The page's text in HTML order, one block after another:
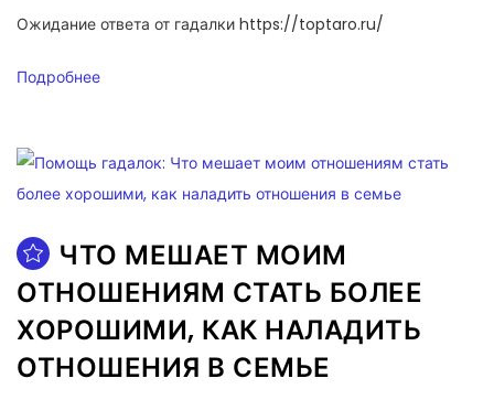
Ожидание ответа от гадалки https://toptaro.ru/
Подробнее
ЧТО МЕШАЕТ МОИМ
ОТНОШЕНИЯМ СТАТЬ БОЛЕЕ
ХОРОШИМИ, КАК НАЛАДИТЬ
ОТНОШЕНИЯ В СЕМЬЕ